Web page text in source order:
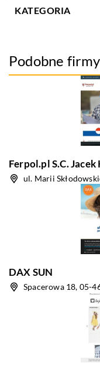
KATEGORIA
Podobne firmy
Ferpol.pl S.C.
ul. Marii
DAX SUN
Spacerowa 18, 05-